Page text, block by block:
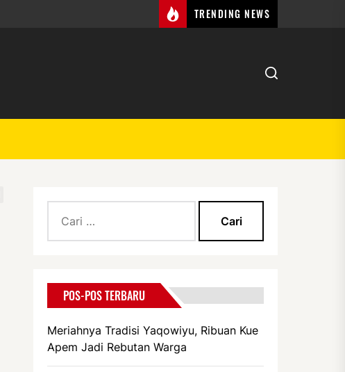
TRENDING NEWS
untuk:
POS-POS TERBARU
Meriahnya Tradisi Yaqowiyu, Ribuan Kue
Apem Jadi Rebutan Warga